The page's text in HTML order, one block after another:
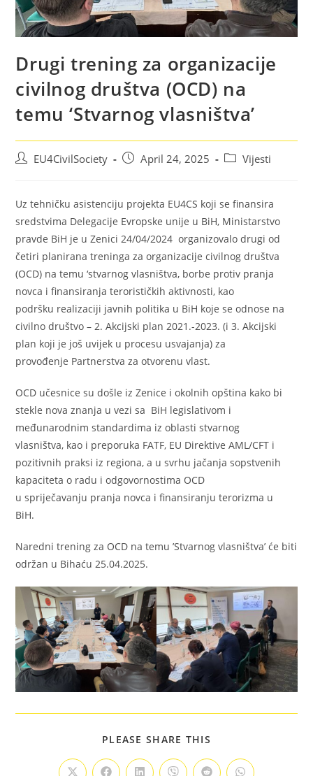
Drugi trening za organizacije
civilnog društva (OCD) na
temu ‘Stvarnog vlasništva’
EU4CivilSociety April 24, 2025 Vijesti
Uz tehničku asistenciju projekta EU4CS koji se finansira
sredstvima Delegacije Evropske unije u BiH, Ministarstvo
pravde BiH je u Zenici 24/04/2024 organizovalo drugi od
četiri planirana treninga za organizacije civilnog društva
(OCD) na temu ‘stvarnog vlasništva, borbe protiv pranja
novca i finansiranja terorističkih aktivnosti, kao
podršku realizaciji javnih politika u BiH koje se odnose na
civilno društvo – 2. Akcijski plan 2021.-2023. (i 3. Akcijski
plan koji je još uvijek u procesu usvajanja) za
provođenje Partnerstva za otvorenu vlast.
OCD učesnice su došle iz Zenice i okolnih opština kako bi
stekle nova znanja u vezi sa BiH legislativom i
međunarodnim standardima iz oblasti stvarnog
vlasništva, kao i preporuka FATF, EU Direktive AML/CFT i
pozitivnih praksi iz regiona, a u svrhu jačanja sopstvenih
kapaciteta o radu i odgovornostima OCD
u spriječavanju pranja novca i finansiranju terorizma u
BiH.
Naredni trening za OCD na temu ’Stvarnog vlasništva’ će biti
održan u Bihaću 25.04.2025.
PLEASE SHARE THIS